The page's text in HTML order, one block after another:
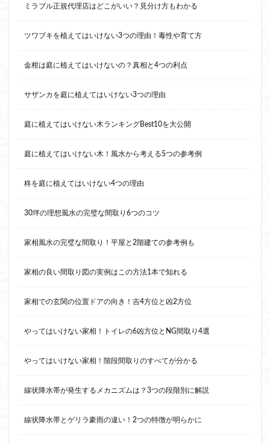
ミラブル正規代理店はどこがいい？見分け方もわかる
ツワブキを植えてはいけない3つの理由！毒性や育て方
金柑は庭に植えてはいけないの？真相と4つの利点
サザンカを庭に植えてはいけない3つの理由
庭に植えてはいけない木ランキングBest10を大公開
庭に植えてはいけない木！風水から考える5つの参考例
柊を庭に植えてはいけない4つの理由
30坪の理想風水の完璧な間取り6つのコツ
家相風水の完璧な間取り！平屋と2階建ての参考例も
家相の良い間取り図の実例はこの方法1本で知れる
家相での玄関の位置ドアの向き！吉4方位と凶2方位
やってはいけない家相！トイレの6凶方位とNG間取り4選
やってはいけない家相！階段間取りのすべてが分かる
線状降水帯が発生するメカニズムは？3つの段階別に解説
線状降水帯とゲリラ豪雨の違い！2つの特徴が明らかに